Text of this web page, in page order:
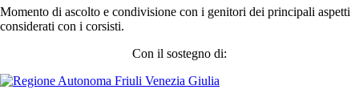
Momento di ascolto e condivisione con i genitori dei principali aspetti
considerati con i corsisti.
Con il sostegno di: